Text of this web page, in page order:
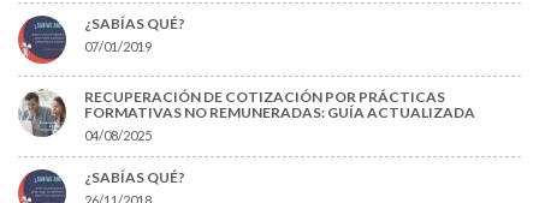
¿SABÍAS QUÉ?
07/01/2019
RECUPERACIÓN DE COTIZACIÓN POR PRÁCTICAS
FORMATIVAS NO REMUNERADAS: GUÍA ACTUALIZADA
04/08/2025
¿SABÍAS QUÉ?
26/11/2018